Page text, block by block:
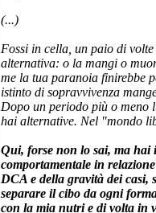
(...)
Fossi in cella, un paio di
alternativa: o la mangi o
me la tua paranoia finirebbe
istinto di sopravvivenza
Dopo un periodo più o meno
hai alternative. Nel "mondo
Qui, forse non lo sai, ma hai
comportamentale in
DCA e della gravità dei casi,
separare il cibo da ogni
con la mia nutri e di volta in